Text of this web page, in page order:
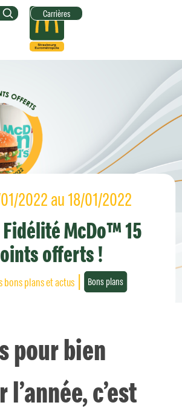
Carrières
2022au 18/01/2022
McDo™ 15
offerts !
bons plans et actus Bons plans
pour bien
c’est